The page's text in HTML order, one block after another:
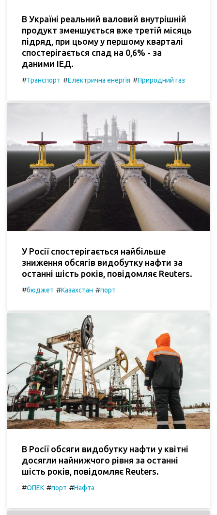
В Україні реальний валовий внутрішній
продукт зменшується вже третій місяць
підряд, при цьому у першому кварталі
спостерігається спад на 0,6% - за
даними ІЕД.
#Транспорт #Електрична енергія #Природний газ
У Росії спостерігається найбільше
зниження обсягів видобутку нафти за
останні шість років, повідомляє Reuters.
#бюджет #Казахстан #порт
В Росії обсяги видобутку нафти у квітні
досягли найнижчого рівня за останні
шість років, повідомляє Reuters.
#ОПЕК #порт #Нафта